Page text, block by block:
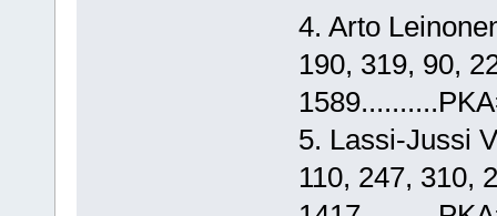
4. Arto
190, 319, 90,
5. Lassi-Jussi
110, 247, 310,